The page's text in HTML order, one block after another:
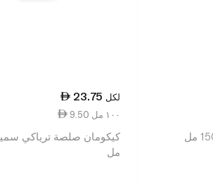
23.75 لكل
9.50 ١٠٠ مل
مل